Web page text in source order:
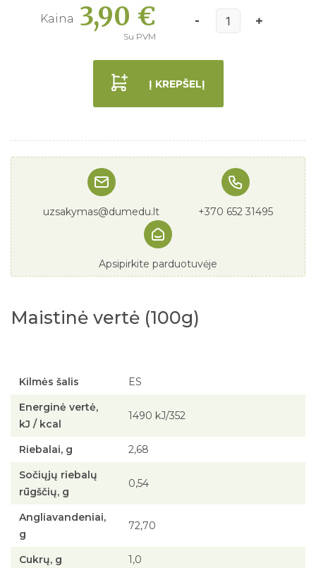
Kaina 3,90 €
Su PVM
Į KREPŠELĮ
uzsakymas@dumedu.lt +370 652 31495
Apsipirkite parduotuvėje
Maistinė vertė (100g)
Kilmės šalis
ES
Energinė vertė,
kJ / kcal
1490 kJ/352
Riebalai, g
2,68
Sočiųjų riebalų
rūgščių, g
0,54
Angliavandeniai,
g
72,70
Cukrų, g 1,0